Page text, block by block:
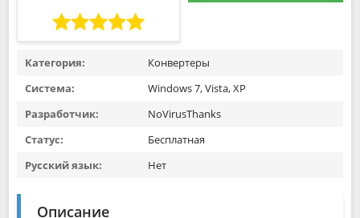
Категория:
Конвертеры
Система:
Windows 7, Vista, XP
Разработчик:
NoVirusThanks
Статус:
Бесплатная
Русский язык:
Нет
Описание